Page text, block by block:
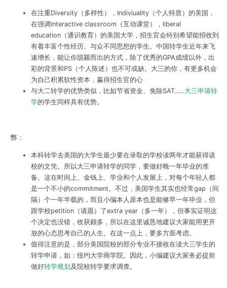
在注重Diversity（多样性），Indiviuality（个人特质）的美国，
在强调interactive classroom（互动课堂），liberal
education（通识教育）的美国大学，招生官会特别希望能招收到
有着丰富个性经历、与众不同思想的学生。中国转学生近年来飞
速增长，能让你脱颖而出的方式，除了优秀的GPA成绩以外，出
彩的背景和PS（个人陈述）也不可或缺。大三的你，有更多机会
为自己积累软性资本，赢得招生官的心
与大二转学的优势类似，比如节省资金、免除SAT……大三申请转
学的学生同样具有优势。
弊：
本科转学去美国的大学生最少要在录取的学校读两年才能获得该
校的文凭。所以大三申请转学的同学，要做好晚一年毕业的准
备。这在时间上、金钱上、学业和个人发展上，对每个年轻人都
是一个不小的commitment。不过，美国学生其实也经常gap（间
隔）个一年半载的，而且小编本人原本也是能够早一年毕业，但
跟学校petition（请愿）了extra year（多一年），但事实证明这
个决定也没错，收获颇多，所以在这里诚恳地建议大家能用更开
放的心态思考自己的人生。在这一点上，要多方面考虑。
值得注意的是，部分美国院校的部分专业不接收在读大三学生的
转学申请，如：纽约大学商学院。因此，小编建议大家务必提前
做好转学规划及院校转学要求调查。